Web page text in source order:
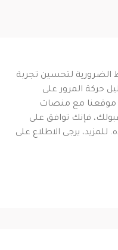
الضرورية لتحسين تجربة
حركة المرور على
موقعنا مع منصات
فإنك توافق على
يرجى الاطلاع على